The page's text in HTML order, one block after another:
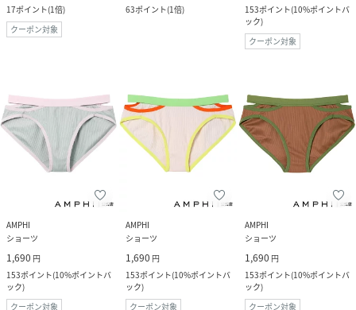
17ポイント(1倍)
クーポン対象
63ポイント(1倍)
153ポイント(10%ポイントバ
ック)
クーポン対象
AMPHI
ショーツ
1,690 円
153ポイント(10%ポイントバ
ック)
クーポン対象
AMPHI
ショーツ
1,690 円
153ポイント(10%ポイントバ
ック)
クーポン対象
AMPHI
ショーツ
1,690 円
153ポイント(10%ポイントバ
ック)
クーポン対象